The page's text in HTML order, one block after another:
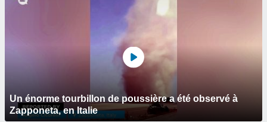
Un énorme tourbillon de poussière a été observé à
Zapponeta, en Italie